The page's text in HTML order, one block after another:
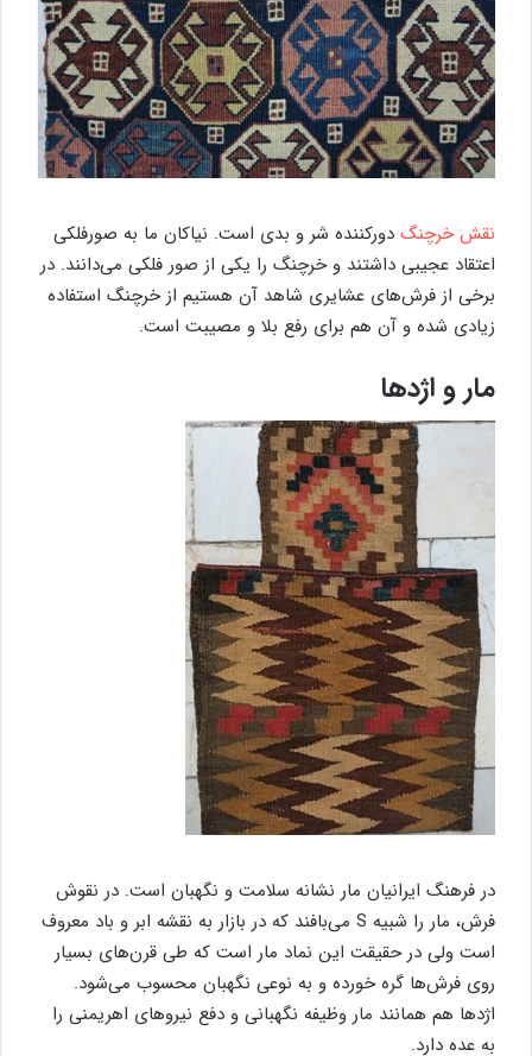
نقش خرچنگ دورکننده شر و بدی است. نیاکان ما به صورفلکی
اعتقاد عجیبی داشتند و خرچنگ را یکی از صور فلکی می‌دانند. در
برخی از فرش‌های عشایری شاهد آن هستیم از خرچنگ استفاده
زیادی شده و آن هم برای رفع بلا و مصیبت است.
مار و اژدها
در فرهنگ ایرانیان مار نشانه سلامت و نگهبان است. در نقوش
فرش، مار را شبیه S می‌بافند که در بازار به نقشه ابر و باد معروف
است ولی در حقیقت این نماد مار است که طی قرن‌های بسیار
روی فرش‌ها گره خورده و به نوعی نگهبان محسوب می‌شود.
اژدها هم همانند مار وظیفه نگهبانی و دفع نیروهای اهریمنی را
به عده دارد.